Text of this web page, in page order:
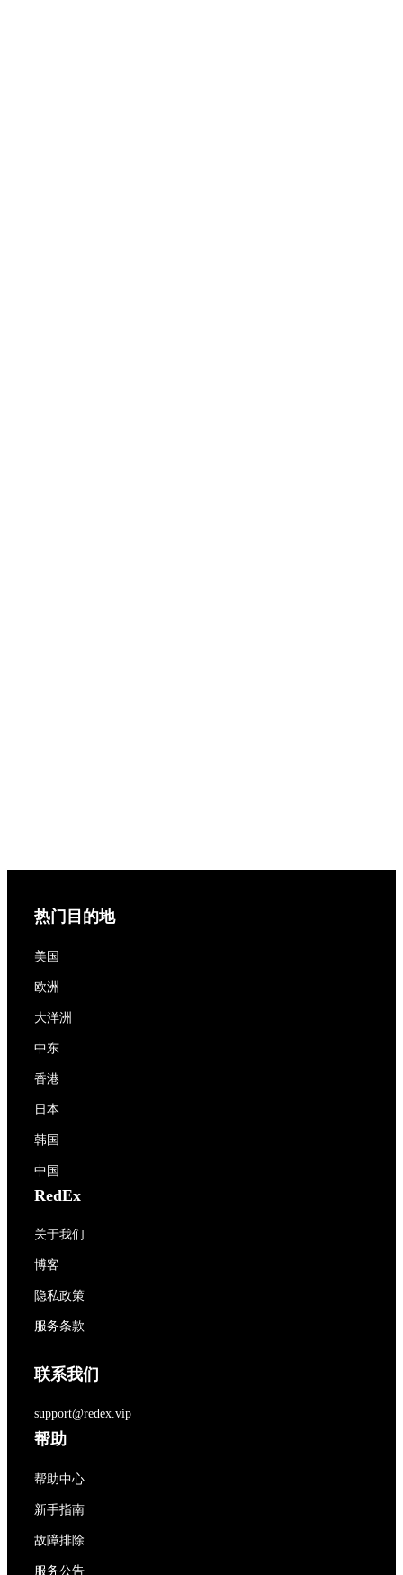
热门目的地
美国
欧洲
大洋洲
中东
香港
日本
韩国
中国
RedEx
关于我们
博客
隐私政策
服务条款
联系我们
support@redex.vip
帮助
帮助中心
新手指南
故障排除
服务公告